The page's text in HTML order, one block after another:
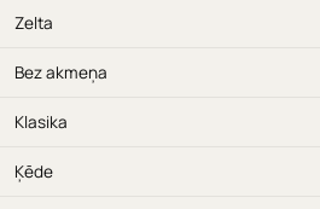
Zelta
Bez akmeņa
Klasika
Ķēde